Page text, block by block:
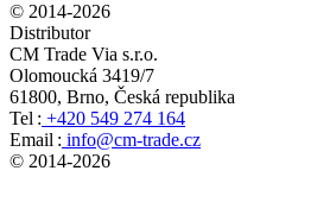
© 2014-2026
Distributor
CM Trade Via s.r.o.
Olomoucká 3419/7
61800, Brno, Česká republika
Tel : +420 549 274 164
Email : info@cm-trade.cz
© 2014-2026